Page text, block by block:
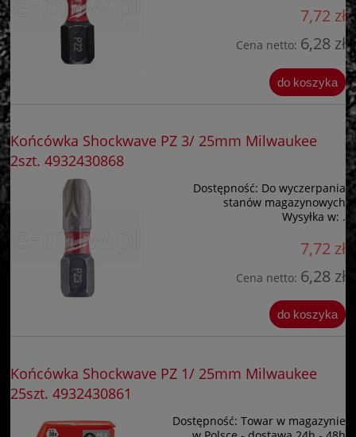
7,72 zł
Cena netto: 6,28 zł
do koszyka
Końcówka Shockwave PZ 3/ 25mm Milwaukee
2szt. 4932430868
Dostępność: Do wyczerpania
stanów magazynowych
Wysyłka w: .
7,72 zł
Cena netto: 6,28 zł
do koszyka
Końcówka Shockwave PZ 1/ 25mm Milwaukee
25szt. 4932430861
Dostępność: Towar w magazynie